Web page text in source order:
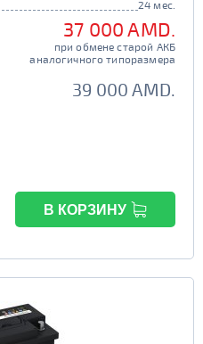
24 мес.
37 000 AMD.
при обмене старой АКБ
аналогичного типоразмера
39 000 AMD.
В КОРЗИНУ